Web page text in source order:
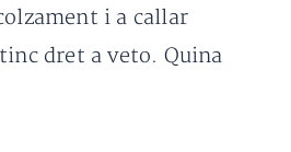
i a callar
dret a veto. Quina